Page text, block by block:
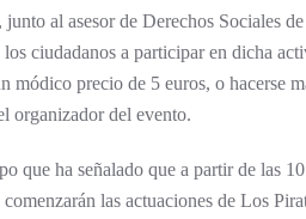
al asesor de Derechos Sociales
ciudadanos a participar en dicha
módico precio de 5 euros, o hacerse
organizador del evento.
que ha señalado que a partir de las
las actuaciones de Los